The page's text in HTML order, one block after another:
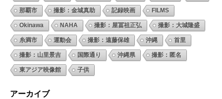
那覇市 撮影：金城真助 記録映画 FILMS
Okinawa NAHA 撮影：屋冨祖正弘 撮影：大城隆盛
糸満市 運動会 撮影：遠藤保雄 沖縄 首里
撮影：山里景吉 国際通り 沖縄県 撮影：匿名
東アジア映像館 子供
アーカイブ